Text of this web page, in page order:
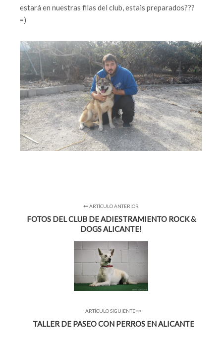
estará en nuestras filas del club, estais preparados???
=)
ARTÍCULO ANTERIOR
FOTOS DEL CLUB DE ADIESTRAMIENTO ROCK &
DOGS ALICANTE!
ARTÍCULO SIGUIENTE
TALLER DE PASEO CON PERROS EN ALICANTE